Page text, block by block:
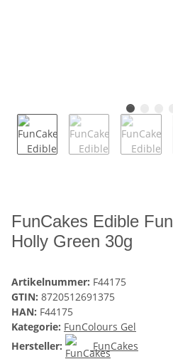
FunCakes Edible
Holly Green 30g
Artikelnummer: F44175
GTIN: 8720512691375
HAN: F44175
Kategorie: FunColours Gel
Hersteller:
FunCakes